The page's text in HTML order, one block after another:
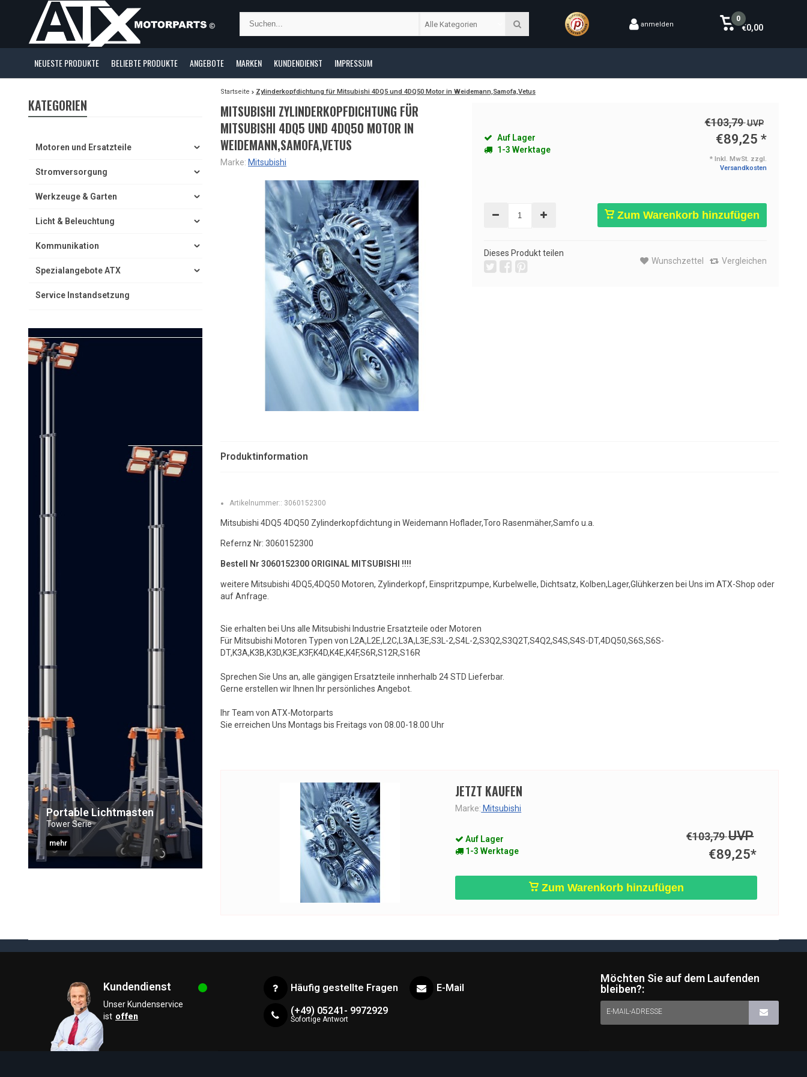
Alle Kategorien anmelden
0
€0,00
NEUESTE PRODUKTE BELIEBTE PRODUKTE ANGEBOTE MARKEN KUNDENDIENST IMPRESSUM
KATEGORIEN
Motoren und Ersatzteile
Stromversorgung
Werkzeuge & Garten
Licht & Beleuchtung
Kommunikation
Spezialangebote ATX
Service Instandsetzung
Portable Lichtmasten
Tower Serie
mehr
Startseite Zylinderkopfdichtung für Mitsubishi 4DQ5 und 4DQ50 Motor in Weidemann,Samofa,Vetus
MITSUBISHI ZYLINDERKOPFDICHTUNG FÜR
MITSUBISHI 4DQ5 UND 4DQ50 MOTOR IN
WEIDEMANN,SAMOFA,VETUS
Marke: Mitsubishi
Auf Lager
1-3 Werktage
€103,79UVP
€89,25 *
* Inkl. MwSt. zzgl.
Versandkosten
Zum Warenkorb hinzufügen
Dieses Produkt teilen
Wunschzettel
Vergleichen
Produktinformation
Artikelnummer:: 3060152300
Mitsubishi 4DQ5 4DQ50 Zylinderkopfdichtung in Weidemann Hoflader,Toro Rasenmäher,Samfo u.a.
Refernz Nr: 3060152300
Bestell Nr 3060152300 ORIGINAL MITSUBISHI !!!!
weitere Mitsubishi 4DQ5,4DQ50 Motoren, Zylinderkopf, Einspritzpumpe, Kurbelwelle, Dichtsatz, Kolben,Lager,Glühkerzen bei Uns im ATX-Shop oder
auf Anfrage.
Sie erhalten bei Uns alle Mitsubishi Industrie Ersatzteile oder Motoren
Für Mitsubishi Motoren Typen von L2A,L2E,L2C,L3A,L3E,S3L-2,S4L-2,S3Q2,S3Q2T,S4Q2,S4S,S4S-DT,4DQ50,S6S,S6S-
DT,K3A,K3B,K3D,K3E,K3F,K4D,K4E,K4F,S6R,S12R,S16R
Sprechen Sie Uns an, alle gängigen Ersatzteile innherhalb 24 STD Lieferbar.
Gerne erstellen wir Ihnen Ihr persönliches Angebot.
Ihr Team von ATX-Motorparts
Sie erreichen Uns Montags bis Freitags von 08.00-18.00 Uhr
JETZT KAUFEN
Marke: Mitsubishi
Auf Lager
1-3 Werktage
€103,79UVP
€89,25*
Zum Warenkorb hinzufügen
Kundendienst
Unser Kundenservice
ist offen
Häufig gestellte Fragen
(+49) 05241- 9972929
Sofortige Antwort
E-Mail
Möchten Sie auf dem Laufenden
bleiben?:
E-MAIL-ADRESSE